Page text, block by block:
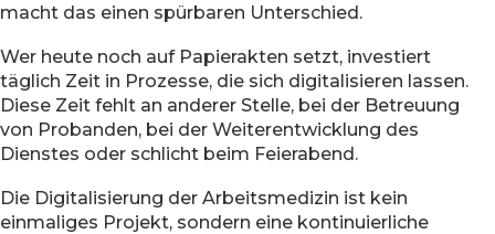
macht das einen spürbaren Unterschied.
Wer heute noch auf Papierakten setzt, investiert
täglich Zeit in Prozesse, die sich digitalisieren lassen.
Diese Zeit fehlt an anderer Stelle, bei der Betreuung
von Probanden, bei der Weiterentwicklung des
Dienstes oder schlicht beim Feierabend.
Die Digitalisierung der Arbeitsmedizin ist kein
einmaliges Projekt, sondern eine kontinuierliche